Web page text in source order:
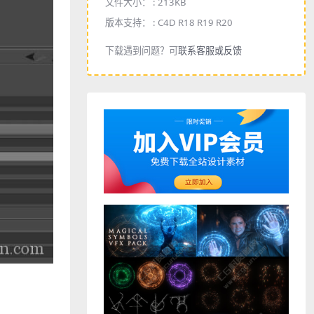
版本支持： : C4D R18 R19 R20
下载遇到问题？可联系客服或反馈